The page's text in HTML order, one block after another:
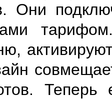
Они